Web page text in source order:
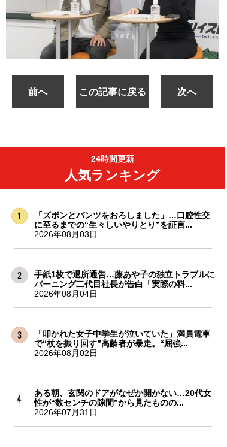
前へ この記事に戻る 次へ
24時間更新
人気ランキング
「ズボンとパンツをおろしました」…口腔性交
に至るまでの“生々しいやりとり”を証言...
2026年08月03日
手紙1枚で退所通告…藤あや子の独立トラブルに
バーニング二代目社長が告白「実際の料...
2026年08月04日
「叩かれた女子中学生が泣いていた」満員電車
で“杖を振り回す”高齢者が暴走。“屈強...
2026年08月02日
ある朝、玄関のドアがなぜか開かない…20代女
性が“数センチの隙間”から見たものの...
2026年07月31日